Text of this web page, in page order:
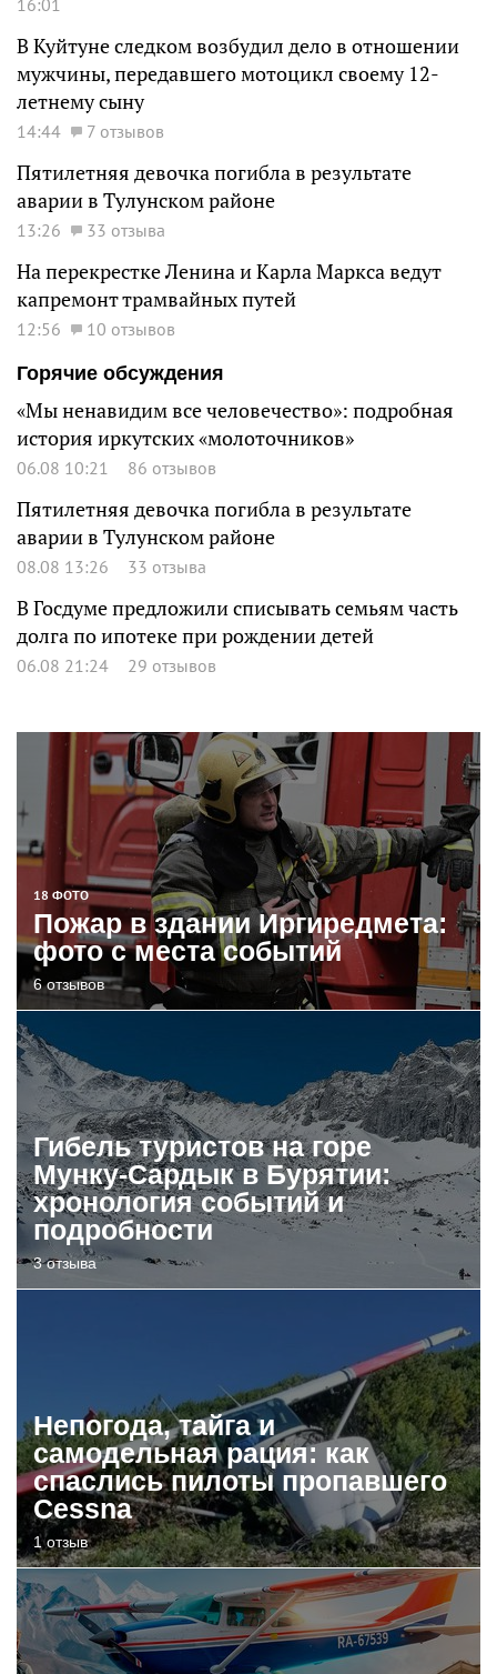
В Куйтуне следком возбудил дело в отношении
мужчины, передавшего мотоцикл своему 12-
летнему сыну
14:44 7 отзывов
Пятилетняя девочка погибла в результате
аварии в Тулунском районе
13:26 33 отзыва
На перекрестке Ленина и Карла Маркса ведут
капремонт трамвайных путей
12:56
10 отзывов
Горячие обсуждения
«Мы ненавидим все человечество»: подробная
история иркутских «молоточников»
06.08 10:21 86 отзывов
Пятилетняя девочка погибла в результате
аварии в Тулунском районе
08.08 13:26 33 отзыва
В Госдуме предложили списывать семьям часть
долга по ипотеке при рождении детей
06.08 21:24 29 отзывов
18 ФОТО
Пожар в здании Иргиредмета:
фото с места событий
6 отзывов
Гибель туристов на горе
Мунку-Сардык в Бурятии:
хронология событий и
подробности
3 отзыва
Непогода, тайга и
самодельная рация: как
спаслись пилоты пропавшего
Cessna
1 отзыв